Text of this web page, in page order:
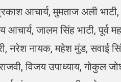
आचार्य, मुमताज अली
आचार्य, जालम सिंह भाटी, पूर्व
नरेश नायक, महेश मुंड, सवाई
विजय उपाध्याय, गोकुल